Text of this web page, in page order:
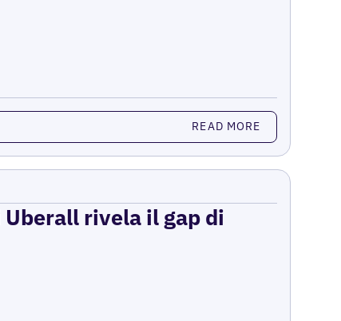
READ MORE
rivela il gap di